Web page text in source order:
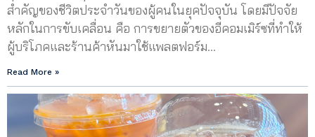
สำคัญของชีวิตประจำวันของผู้คนในยุคปัจจุบัน โดยมีปัจจัย
หลักในการขับเคลื่อน คือ การขยายตัวของอีคอมเมิร์ซที่ทำให้
ผู้บริโภคและร้านค้าหันมาใช้แพลตฟอร์ม…
Read More »